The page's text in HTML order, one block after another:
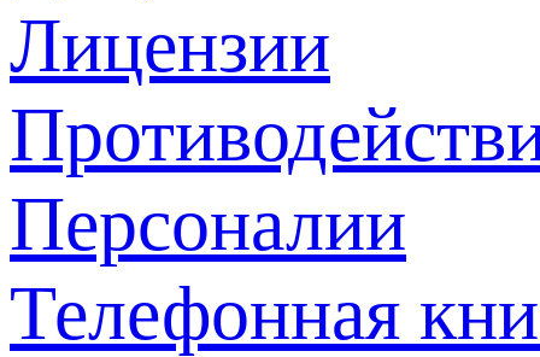
Лицензии
Персоналии
Телефонная